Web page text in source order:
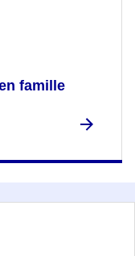
famille